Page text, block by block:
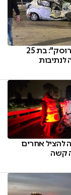
"הרכב היה מרוסק": בת 25
לנתיבות
להציל אחרים
קשה